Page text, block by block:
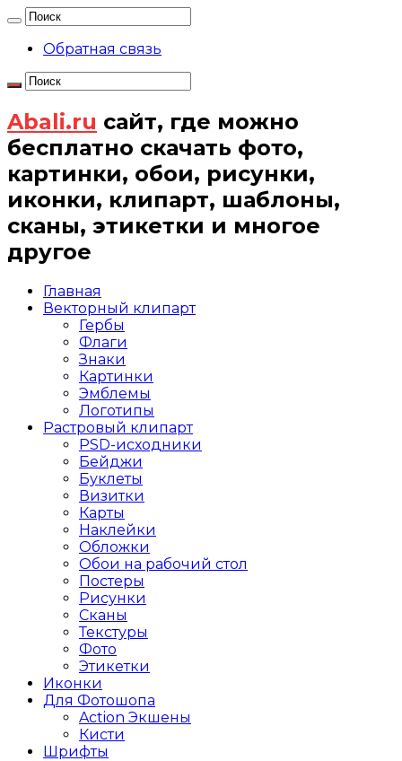
Обратная связь
Abali.ru сайт, где можно
бесплатно скачать фото,
картинки, обои, рисунки,
иконки, клипарт, шаблоны,
сканы, этикетки и многое
другое
Главная
Векторный клипарт
Гербы
Флаги
Знаки
Картинки
Эмблемы
Логотипы
Растровый клипарт
PSD-исходники
Бейджи
Буклеты
Визитки
Карты
Наклейки
Обложки
Обои на рабочий стол
Постеры
Рисунки
Сканы
Текстуры
Фото
Этикетки
Иконки
Для Фотошопа
Action Экшены
Кисти
Шрифты